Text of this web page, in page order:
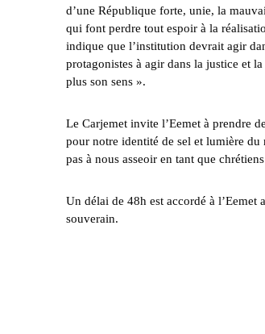
d’une République forte, unie, la
qui font perdre tout espoir à la
indique que l’institution devrait agir
protagonistes à agir dans la justice et
plus son sens ».
Le Carjemet invite l’Eemet à prendre
pour notre identité de sel et lumière
pas à nous asseoir en tant que
Un délai de 48h est accordé à
souverain.